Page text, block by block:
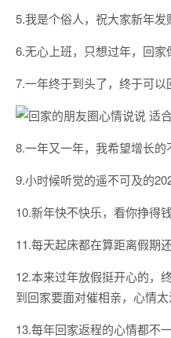
5.我是个俗人，祝大家新年发
6.无心上班，只想过年，回家
7.一年终于到头了，终于可以
8.一年又一年，我希望增长的
9.小时候听觉的遥不可及的
10.新年快不快乐，看你挣得
11.每天起床都在算距离假期还
12.本来过年放假挺开心的，
到回家要面对催相亲，心情太
13.每年回家返程的心情都不